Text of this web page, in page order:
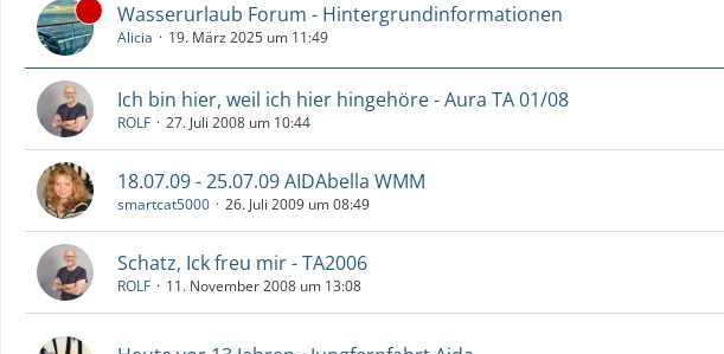
Wasserurlaub Forum - Hintergrundinformationen
Alicia 19. März 2025 um 11:49
Ich bin hier, weil ich hier hingehöre - Aura TA 01/08
ROLF 27. Juli 2008 um 10:44
18.07.09 - 25.07.09 AIDAbella WMM
smartcat5000 26. Juli 2009 um 08:49
Schatz, Ick freu mir - TA2006
ROLF 11. November 2008 um 13:08